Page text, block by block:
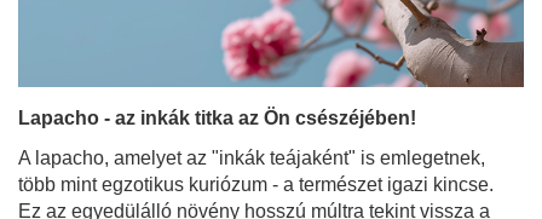
Lapacho - az inkák titka az Ön csészéjében!
A lapacho, amelyet az "inkák teájaként" is emlegetnek,
több mint egzotikus kuriózum - a természet igazi kincse.
Ez az egyedülálló növény hosszú múltra tekint vissza a